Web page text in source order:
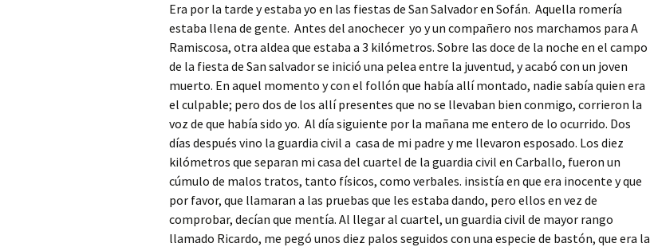
b
o
o
k
tt
er
m
p
ar
tir
Era por la tarde y estaba yo en las fiestas de San Salvador en Sofán. Aquella romería
estaba llena de gente. Antes del anochecer yo y un compañero nos marchamos para A
Ramiscosa, otra aldea que estaba a 3 kilómetros. Sobre las doce de la noche en el campo
de la fiesta de San salvador se inició una pelea entre la juventud, y acabó con un joven
muerto. En aquel momento y con el follón que había allí montado, nadie sabía quien era
el culpable; pero dos de los allí presentes que no se llevaban bien conmigo, corrieron la
voz de que había sido yo. Al día siguiente por la mañana me entero de lo ocurrido. Dos
días después vino la guardia civil a casa de mi padre y me llevaron esposado. Los diez
kilómetros que separan mi casa del cuartel de la guardia civil en Carballo, fueron un
cúmulo de malos tratos, tanto físicos, como verbales. insistía en que era inocente y que
por favor, que llamaran a las pruebas que les estaba dando, pero ellos en vez de
comprobar, decían que mentía. Al llegar al cuartel, un guardia civil de mayor rango
llamado Ricardo, me pegó unos diez palos seguidos con una especie de bastón, que era la